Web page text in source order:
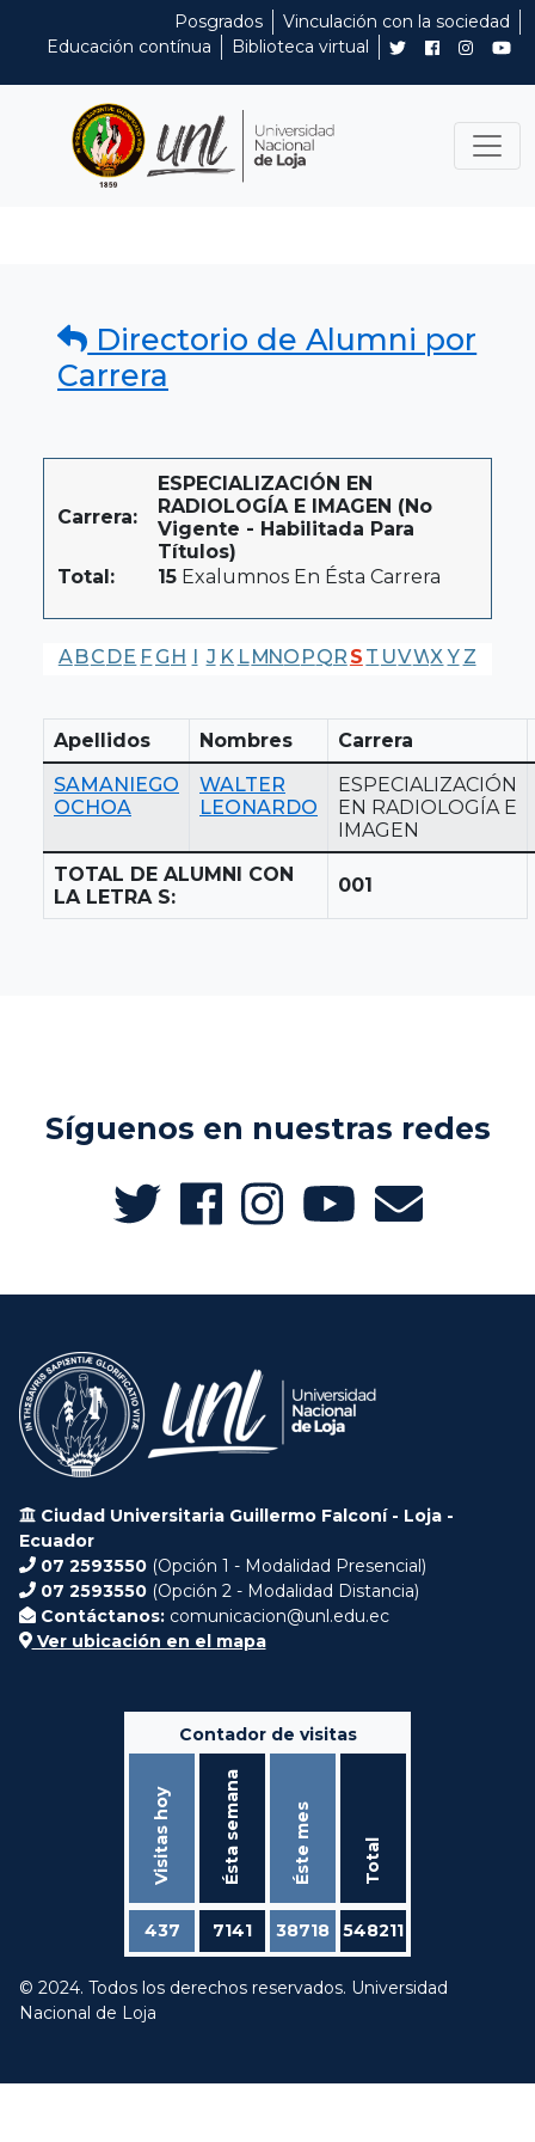
Posgrados
Vinculación con la sociedad
Educación contínua
Biblioteca virtual
Directorio de Alumni por
Carrera
Carrera:
ESPECIALIZACIÓN EN
RADIOLOGÍA E IMAGEN (No
Vigente - Habilitada Para
Títulos)
Total:
15 Exalumnos En Ésta Carrera
A BC DE F G H I J K LMNO PQR S T UVWX Y Z
Apellidos Nombres
Carrera
SAMANIEGO
OCHOA
WALTER
LEONARDO
ESPECIALIZACIÓN
EN RADIOLOGÍA E
IMAGEN
TOTAL DE ALUMNI CON
LA LETRA S:
001
Síguenos en nuestras redes
Ciudad Universitaria Guillermo Falconí - Loja -
Ecuador
07 2593550 (Opción 1 - Modalidad Presencial)
07 2593550 (Opción 2 - Modalidad Distancia)
Contáctanos: comunicacion@unl.edu.ec
Ver ubicación en el mapa
Contador de visitas
Visitas hoy Ésta semana Éste mes Total
437 7141 38718 548211
© 2024. Todos los derechos reservados. Universidad
Nacional de Loja